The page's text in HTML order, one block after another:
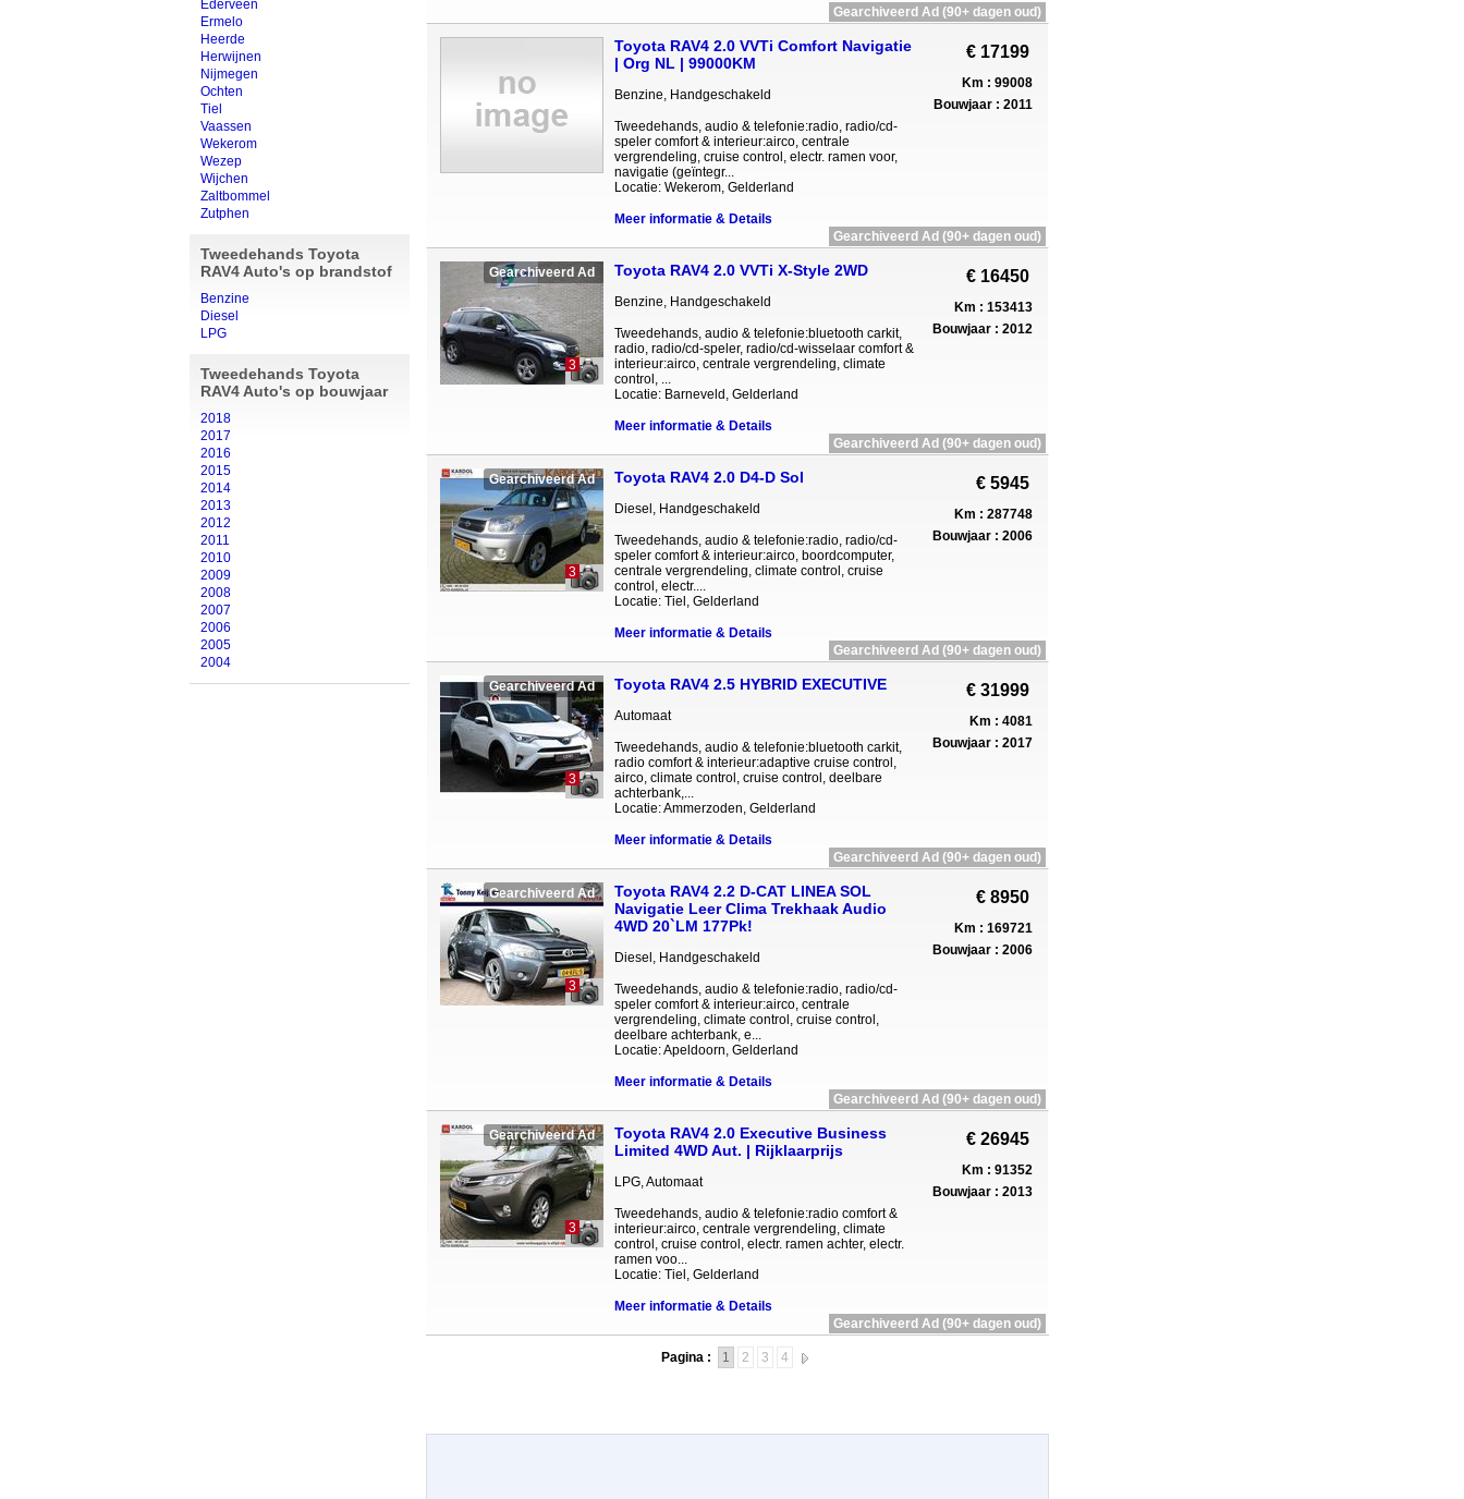
Ederveen
Ermelo
Heerde
Herwijnen
Nijmegen
Ochten
Tiel
Vaassen
Wekerom
Wezep
Wijchen
Zaltbommel
Zutphen
Tweedehands Toyota
RAV4 Auto's op brandstof
Benzine
Diesel
LPG
Tweedehands Toyota
RAV4 Auto's op bouwjaar
2018
2017
2016
2015
2014
2013
2012
2011
2010
2009
2008
2007
2006
2005
2004
Gearchiveerd Ad (90+ dagen oud)
Toyota RAV4 2.0 VVTi Comfort Navigatie
| Org NL | 99000KM
Benzine, Handgeschakeld
Tweedehands, audio & telefonie:radio, radio/cd-
speler comfort & interieur:airco, centrale
vergrendeling, cruise control, electr. ramen voor,
navigatie (geïntegr...
Locatie: Wekerom, Gelderland
Meer informatie & Details
€ 17199
Km : 99008
Bouwjaar : 2011
Gearchiveerd Ad (90+ dagen oud)
Gearchiveerd Ad
3
Toyota RAV4 2.0 VVTi X-Style 2WD
Benzine, Handgeschakeld
Tweedehands, audio & telefonie:bluetooth carkit,
radio, radio/cd-speler, radio/cd-wisselaar comfort &
interieur:airco, centrale vergrendeling, climate
control, ...
Locatie: Barneveld, Gelderland
Meer informatie & Details
€ 16450
Km : 153413
Bouwjaar : 2012
Gearchiveerd Ad (90+ dagen oud)
Gearchiveerd Ad
3
Toyota RAV4 2.0 D4-D Sol
Diesel, Handgeschakeld
Tweedehands, audio & telefonie:radio, radio/cd-
speler comfort & interieur:airco, boordcomputer,
centrale vergrendeling, climate control, cruise
control, electr....
Locatie: Tiel, Gelderland
Meer informatie & Details
€ 5945
Km : 287748
Bouwjaar : 2006
Gearchiveerd Ad (90+ dagen oud)
Gearchiveerd Ad
3
Toyota RAV4 2.5 HYBRID EXECUTIVE
Automaat
Tweedehands, audio & telefonie:bluetooth carkit,
radio comfort & interieur:adaptive cruise control,
airco, climate control, cruise control, deelbare
achterbank,...
Locatie: Ammerzoden, Gelderland
Meer informatie & Details
€ 31999
Km : 4081
Bouwjaar : 2017
Gearchiveerd Ad (90+ dagen oud)
Gearchiveerd Ad
3
Toyota RAV4 2.2 D-CAT LINEA SOL
Navigatie Leer Clima Trekhaak Audio
4WD 20`LM 177Pk!
Diesel, Handgeschakeld
Tweedehands, audio & telefonie:radio, radio/cd-
speler comfort & interieur:airco, centrale
vergrendeling, climate control, cruise control,
deelbare achterbank, e...
Locatie: Apeldoorn, Gelderland
Meer informatie & Details
€ 8950
Km : 169721
Bouwjaar : 2006
Gearchiveerd Ad (90+ dagen oud)
Gearchiveerd Ad
3
Toyota RAV4 2.0 Executive Business
Limited 4WD Aut. | Rijklaarprijs
LPG, Automaat
Tweedehands, audio & telefonie:radio comfort &
interieur:airco, centrale vergrendeling, climate
control, cruise control, electr. ramen achter, electr.
ramen voo...
Locatie: Tiel, Gelderland
Meer informatie & Details
€ 26945
Km : 91352
Bouwjaar : 2013
Gearchiveerd Ad (90+ dagen oud)
Pagina : 1 2 3 4